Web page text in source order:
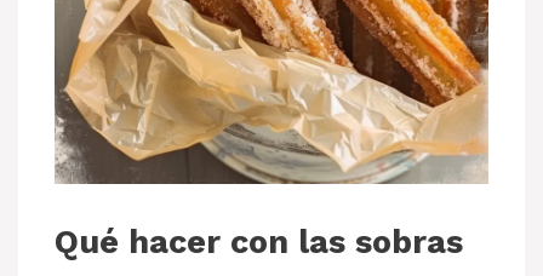
Qué hacer con las sobras